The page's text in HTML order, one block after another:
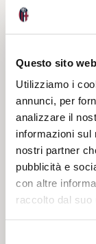
Questo sito
Utilizziamo i
annunci, per
analizzare il
informazioni sul
nostri partner
pubblicità e
con altre
raccolto dal suo
NEWS